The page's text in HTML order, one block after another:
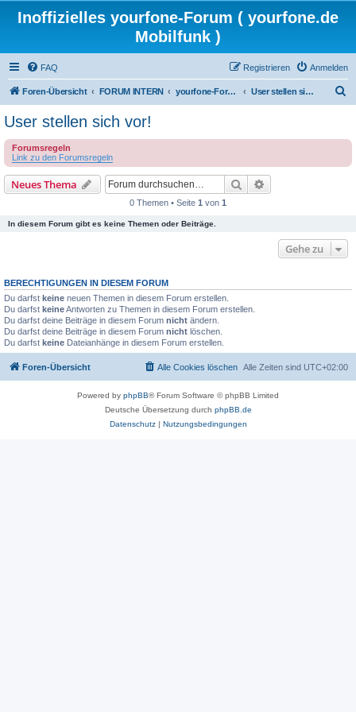
Inoffizielles yourfone-Forum ( yourfone.de
Mobilfunk )
FAQ Anmelden
Registrieren
Foren-Übersicht FORUM INTERN yourfone-Forum Community User stellen sich vor!
e
User stellen sich vor!
Forumsregeln
Link zu den Forumsregeln
Neues Thema Suche
0 Themen • Seite 1 von 1
In diesem Forum gibt es keine Themen oder Beiträge.
Gehe zu
BERECHTIGUNGEN IN DIESEM FORUM
Du darfst keine neuen Themen in diesem Forum erstellen.
Du darfst keineAntworten zu Themen in diesem Forum erstellen.
Du darfst deine Beiträge in diesem Forum nicht ändern.
Du darfst deine Beiträge in diesem Forum nicht löschen.
Du darfst keine Dateianhänge in diesem Forum erstellen.
Foren-Übersicht Alle Zeiten sind UTC+02:00
Alle Cookies löschen
Powered by phpBB® Forum Software © phpBB Limited
Deutsche Übersetzung durch phpBB.de
Datenschutz| Nutzungsbedingungen